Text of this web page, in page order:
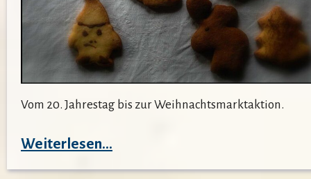
Vom 20. Jahrestag bis zur Weihnachtsmarktaktion.
Weiterlesen…
Eine